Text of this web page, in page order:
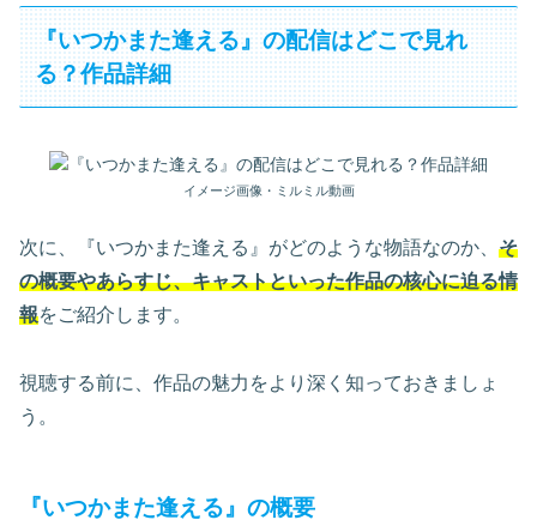
『いつかまた逢える』の配信はどこで見れ
る？作品詳細
イメージ画像・ミルミル動画
次に、『いつかまた逢える』がどのような物語なのか、 そ
の概要やあらすじ、キャストといった作品の核心に迫る情
報をご紹介します。
視聴する前に、作品の魅力をより深く知っておきましょ
う。
『いつかまた逢える』の概要